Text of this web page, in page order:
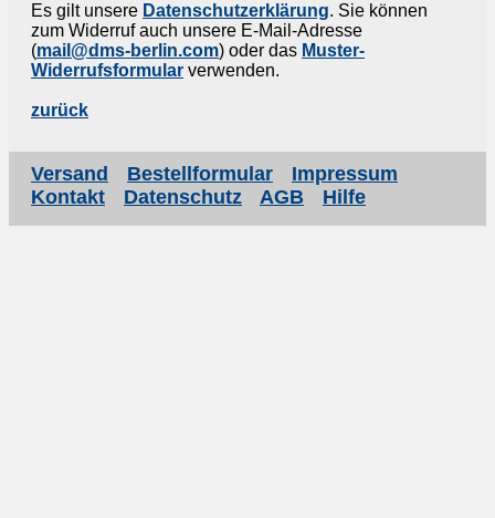
Es gilt unsere Datenschutzerklärung. Sie können
zum Widerruf auch unsere E-Mail-Adresse
(mail@dms-berlin.com) oder das Muster-
Widerrufsformular verwenden.
zurück
Versand Bestellformular
Impressum
Kontakt
Datenschutz AGB Hilfe